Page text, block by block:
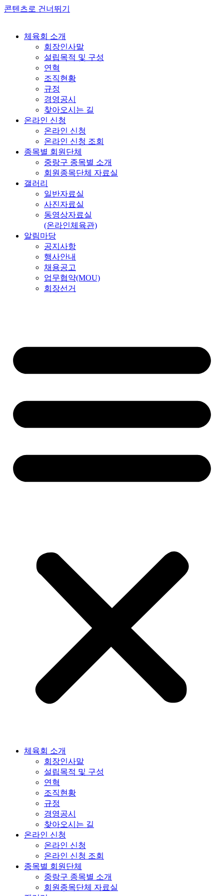
콘텐츠로 건너뛰기
체육회 소개
회장인사말
설립목적 및 구성
연혁
조직현황
규정
경영공시
찾아오시는 길
온라인 신청
온라인 신청
온라인 신청 조회
종목별 회원단체
중랑구 종목별 소개
회원종목단체 자료실
갤러리
일반자료실
사진자료실
동영상자료실
(온라인체육관)
알림마당
공지사항
행사안내
채용공고
업무협약(MOU)
회장선거
체육회 소개
회장인사말
설립목적 및 구성
연혁
조직현황
규정
경영공시
찾아오시는 길
온라인 신청
온라인 신청
온라인 신청 조회
종목별 회원단체
중랑구 종목별 소개
회원종목단체 자료실